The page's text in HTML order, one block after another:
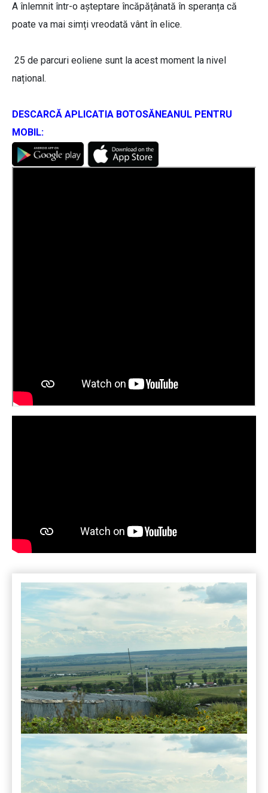
A înlemnit într-o așteptare încăpățânată în speranța că
poate va mai simți vreodată vânt în elice.
25 de parcuri eoliene sunt la acest moment la nivel
național.
DESCARCĂ APLICATIA BOTOSĂNEANUL PENTRU
MOBIL: